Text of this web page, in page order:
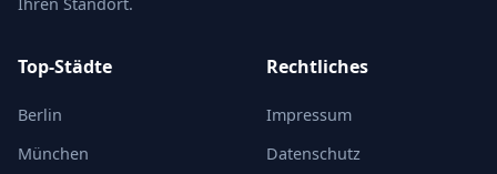
Top-Städte
Berlin
München
Rechtliches
Impressum
Datenschutz